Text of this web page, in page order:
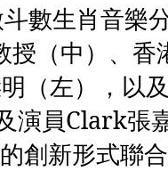
數生肖音樂
（中）、 香
（左），以
演員Clark張
創新形式聯